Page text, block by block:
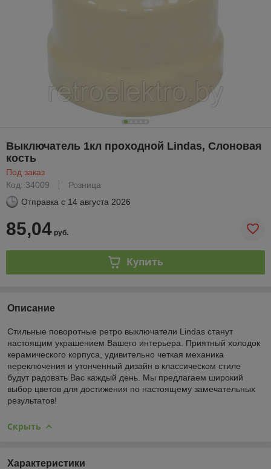
Выключатель 1кл проходной Lindas, Слоновая
кость
Под заказ
Код: 34009
Розница
Отправка с 14 августа 2026
85,04 руб.
Купить
Описание
Стильные поворотные ретро выключатели Lindas станут
настоящим украшением Вашего интерьера. Приятный холодок
керамического корпуса, удивительно четкая механика
переключения и утонченный дизайн в классическом стиле
будут радовать Вас каждый день. Мы предлагаем широкий
выбор цветов для достижения по настоящему замечательных
результатов!
Скрыть
Характеристики